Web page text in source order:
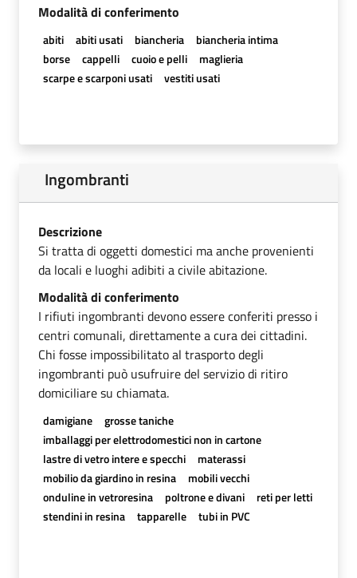
Modalità di conferimento
abiti abiti usati biancheria
biancheria intima
borse
cappelli cuoio e pelli
maglieria
scarpe e scarponi usati
vestiti usati
Ingombranti
Descrizione
Si tratta di oggetti domestici ma anche provenienti
da locali e luoghi adibiti a civile abitazione.
Modalità di conferimento
I rifiuti ingombranti devono essere conferiti presso i
centri comunali, direttamente a cura dei cittadini.
Chi fosse impossibilitato al trasporto degli
ingombranti può usufruire del servizio di ritiro
domiciliare su chiamata.
damigiane
grosse taniche
imballaggi per elettrodomestici non in cartone
lastre di vetro intere e specchi
materassi
mobilio da giardino in resina
mobili vecchi
onduline in vetroresina
poltrone e divani
reti per letti
stendini in resina
tapparelle tubi in PVC